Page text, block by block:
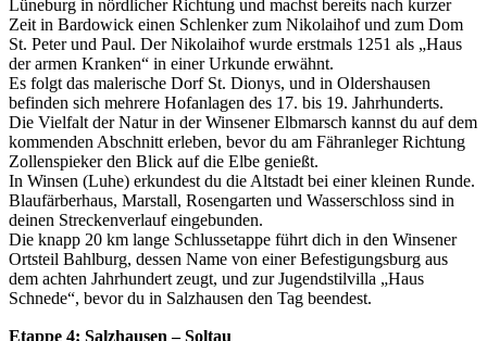
Lüneburg in nördlicher Richtung und machst bereits nach kurzer
Zeit in Bardowick einen Schlenker zum Nikolaihof und zum Dom
St. Peter und Paul. Der Nikolaihof wurde erstmals 1251 als „Haus
der armen Kranken“ in einer Urkunde erwähnt.
Es folgt das malerische Dorf St. Dionys, und in Oldershausen
befinden sich mehrere Hofanlagen des 17. bis 19. Jahrhunderts.
Die Vielfalt der Natur in der Winsener Elbmarsch kannst du auf dem
kommenden Abschnitt erleben, bevor du am Fähranleger Richtung
Zollenspieker den Blick auf die Elbe genießt.
In Winsen (Luhe) erkundest du die Altstadt bei einer kleinen Runde.
Blaufärberhaus, Marstall, Rosengarten und Wasserschloss sind in
deinen Streckenverlauf eingebunden.
Die knapp 20 km lange Schlussetappe führt dich in den Winsener
Ortsteil Bahlburg, dessen Name von einer Befestigungsburg aus
dem achten Jahrhundert zeugt, und zur Jugendstilvilla „Haus
Schnede“, bevor du in Salzhausen den Tag beendest.
Etappe 4: Salzhausen – Soltau